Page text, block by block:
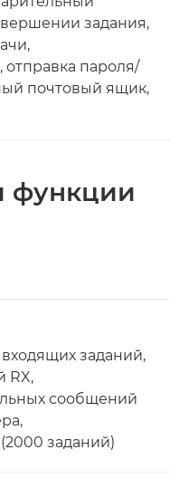
задания,
отправка пароля/
почтовый ящик,
функции
заданий,
RX,
сообщений
заданий)